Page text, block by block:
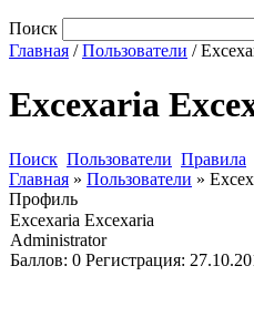
Поиск
Главная /Пользователи /
Excexaria
Поиск Пользователи Правила
Главная » Пользователи »
Профиль
Excexaria Excexaria
Administrator
Баллов: 0 Регистрация: